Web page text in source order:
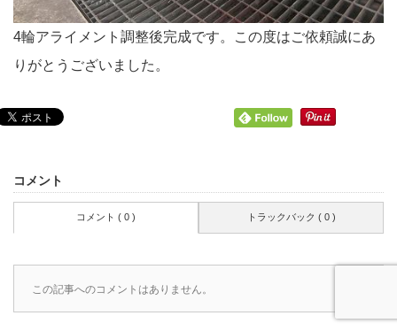
4輪アライメント調整後完成です。この度はご依頼誠にあ
りがとうございました。
コメント
コメント ( 0 ) トラックバック ( 0 )
この記事へのコメントはありません。